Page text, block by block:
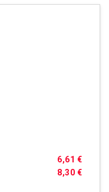
8,30 €
6,61 €